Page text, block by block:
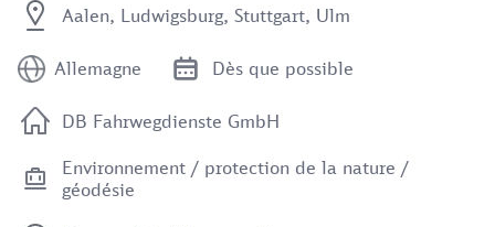
Aalen, Ludwigsburg, Stuttgart, Ulm
Allemagne Dès que possible
DB Fahrwegdienste GmbH
Environnement / protection de la nature /
géodésie